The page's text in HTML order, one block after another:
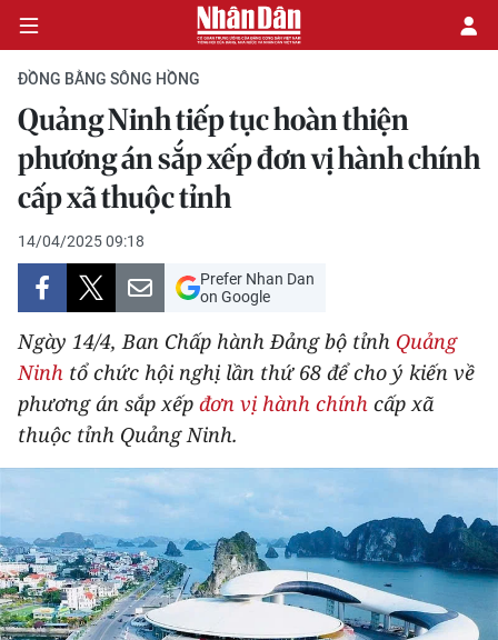
CHÍNH TRỊ
KINH TẾ
VĂN HÓA
XÃ HỘI
PHÁP LUẬT
DU LỊCH
THẾ GIỚI
THỂ THAO
GIÁO DỤC
Y TẾ
ĐỒNG BẰNG SÔNG HỒNG
Quảng Ninh tiếp tục hoàn thiện
phương án sắp xếp đơn vị hành chính
cấp xã thuộc tỉnh
14/04/2025 09:18
Prefer Nhan Dan
on Google
Ngày 14/4, Ban Chấp hành Đảng bộ tỉnh Quảng
Ninh tổ chức hội nghị lần thứ 68 để cho ý kiến về
phương án sắp xếp đơn vị hành chính cấp xã
thuộc tỉnh Quảng Ninh.